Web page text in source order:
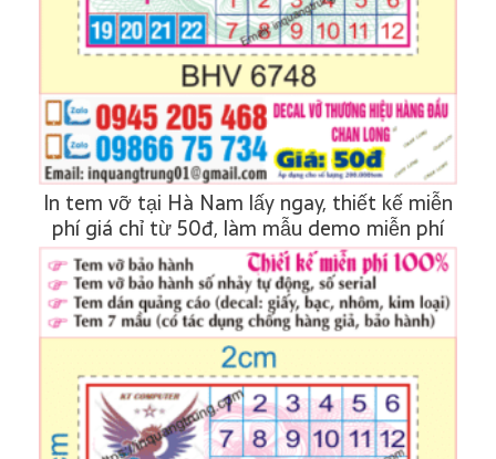
In tem vỡ tại Hà Nam lấy ngay, thiết kế miễn
phí giá chỉ từ 50đ, làm mẫu demo miễn phí